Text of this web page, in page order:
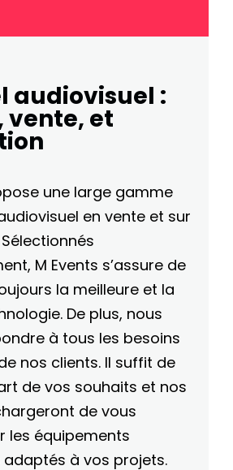
audiovisuel :
vente, et
une large gamme
en vente et sur
M Events s’assure de
la meilleure et la
De plus, nous
à tous les besoins
nos clients. Il suffit de
de vos souhaits et nos
de vous
les équipements
adaptés à vos projets.